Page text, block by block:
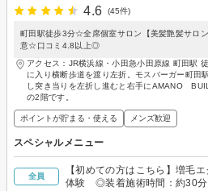
4.6
(45件)
町田駅徒歩3分☆全席個室サロン【美髪艶髪サロ
意☆口コミ4.8以上◎
アクセス：JR横浜線・小田急小田原線 町田駅
に入り横断歩道を渡り左折。モスバーガー町田
し突き当りを左折し進むと右手にAMANO
の2階です。
ポイントが貯まる・使える メンズ歓迎
スペシャルメニュー
全員
【初めての方はこちら】増毛
体験 ◎装着施術時間：約30分